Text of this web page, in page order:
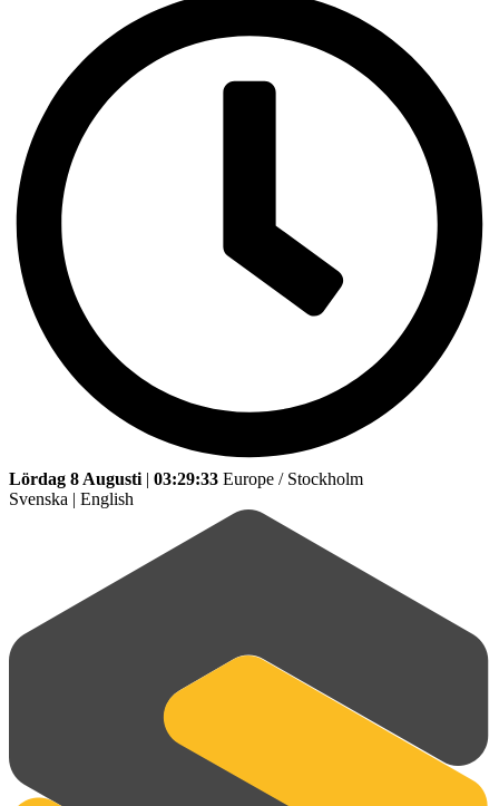
Lördag 8 Augusti | 03:29:33 Europe / Stockholm
Svenska | English